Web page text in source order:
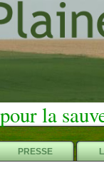
la
PRESSE